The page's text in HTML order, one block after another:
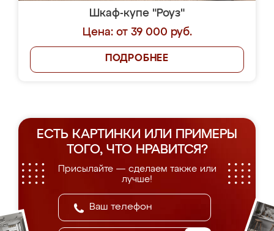
Шкаф-купе "Роуз"
Цена: от 39 000 руб.
ПОДРОБНЕЕ
ЕСТЬ КАРТИНКИ ИЛИ ПРИМЕРЫ
ТОГО, ЧТО НРАВИТСЯ?
Присылайте — сделаем также или
лучше!